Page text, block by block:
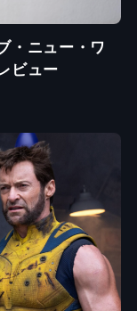
・ニュー・ワ
ビュー